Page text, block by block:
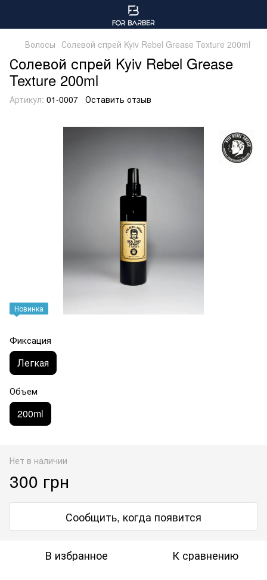
Волосы Солевой спрей Kyiv Rebel Grease Texture 200ml
Солевой спрей Kyiv Rebel Grease
Texture 200ml
Артикул: 01-0007 Оставить отзыв
Новинка
Фиксация
Легкая
Объем
200ml
Нет в наличии
300 грн
Сообщить, когда появится
В избранное К сравнению